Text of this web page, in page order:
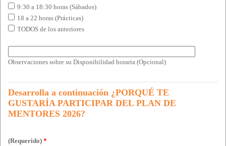
9:30 a 18:30 horas (Sábados)
18 a 22 horas (Prácticas)
TODOS de los anteriores
Observaciones sobre su Disponibilidad horaria (Opcional)
Desarrolla a continuación ¿PORQUÉ TE
GUSTARÍA PARTICIPAR DEL PLAN DE
MENTORES 2026?
(Requerido) *